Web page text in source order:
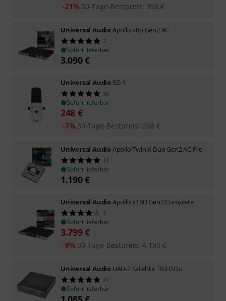
30-Tage-Bestpreis: 358 €
-21%
Universal AudioApollo x8p Gen2 AC
3
Sofort lieferbar
3.090€
Universal Audio SD-1
36
Sofort lieferbar
248 €
30-Tage-Bestpreis: 268 €
-7%
Universal AudioApollo Twin X Duo Gen2 AC Pro
12
Sofort lieferbar
1.190€
Universal AudioApollo x16D Gen2 Complete
1
Sofort lieferbar
3.799€
30-Tage-Bestpreis: 4.190 €
-9%
Universal Audio UAD-2 Satellite TB3 Octo
77
Sofort lieferbar